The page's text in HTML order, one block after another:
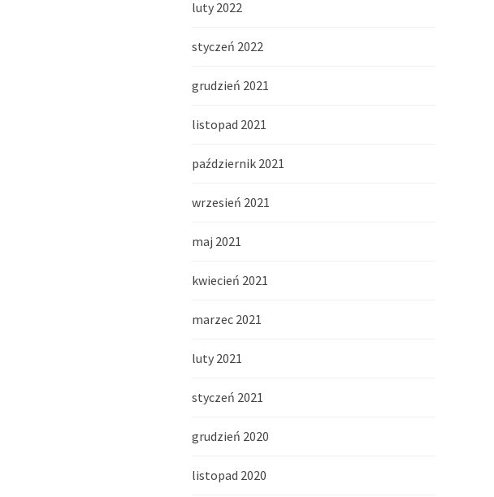
luty 2022
styczeń 2022
grudzień 2021
listopad 2021
październik 2021
wrzesień 2021
maj 2021
kwiecień 2021
marzec 2021
luty 2021
styczeń 2021
grudzień 2020
listopad 2020